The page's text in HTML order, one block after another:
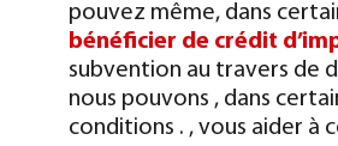
pouvez même, dans
bénéficier de crédit
subvention au travers de
nous pouvons , dans
conditions . , vous aider à